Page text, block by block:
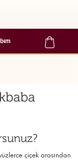
çiçek arasından